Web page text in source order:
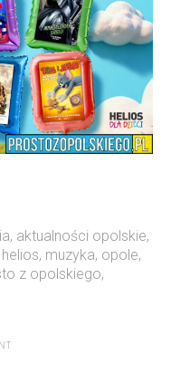
, aktualności opolskie,
helios, muzyka, opole,
z opolskiego,